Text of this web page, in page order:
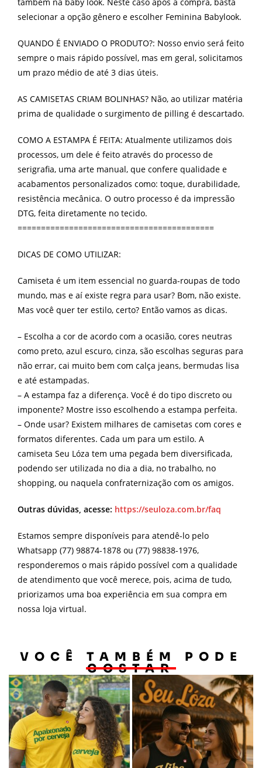
selecionar a opção gênero e escolher Feminina Babylook.
QUANDO É ENVIADO O PRODUTO?: Nosso envio será feito
sempre o mais rápido possível, mas em geral, solicitamos
um prazo médio de até 3 dias úteis.
AS CAMISETAS CRIAM BOLINHAS? Não, ao utilizar matéria
prima de qualidade o surgimento de pilling é descartado.
COMO A ESTAMPA É FEITA: Atualmente utilizamos dois
processos, um dele é feito através do processo de
serigrafia, uma arte manual, que confere qualidade e
acabamentos personalizados como: toque, durabilidade,
resistência mecânica. O outro processo é da impressão
DTG, feita diretamente no tecido.
==========================================
DICAS DE COMO UTILIZAR:
Camiseta é um item essencial no guarda-roupas de todo
mundo, mas e aí existe regra para usar? Bom, não existe.
Mas você quer ter estilo, certo? Então vamos as dicas.
– Escolha a cor de acordo com a ocasião, cores neutras
como preto, azul escuro, cinza, são escolhas seguras para
não errar, cai muito bem com calça jeans, bermudas lisa
e até estampadas.
– A estampa faz a diferença. Você é do tipo discreto ou
imponente? Mostre isso escolhendo a estampa perfeita.
– Onde usar? Existem milhares de camisetas com cores e
formatos diferentes. Cada um para um estilo. A
camiseta Seu Lóza tem uma pegada bem diversificada,
podendo ser utilizada no dia a dia, no trabalho, no
shopping, ou naquela confraternização com os amigos.
Outras dúvidas, acesse: https://seuloza.com.br/faq
Estamos sempre disponíveis para atendê-lo pelo
Whatsapp (77) 98874-1878 ou (77) 98838-1976,
responderemos o mais rápido possível com a qualidade
de atendimento que você merece, pois, acima de tudo,
priorizamos uma boa experiência em sua compra em
nossa loja virtual.
VOCÊ TAMBÉM PODE
GOSTAR